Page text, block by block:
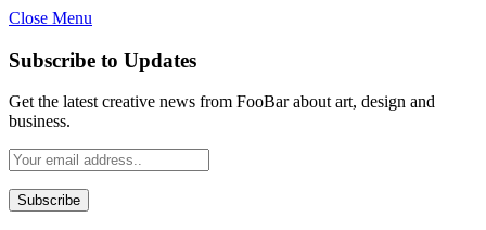
Close Menu
Subscribe to Updates
Get the latest creative news from FooBar about art, design and
business.